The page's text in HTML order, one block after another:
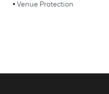
• Venue Protection